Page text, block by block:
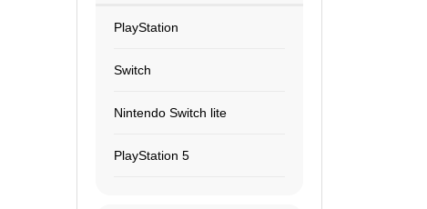
PlayStation
Switch
Nintendo Switch lite
PlayStation 5